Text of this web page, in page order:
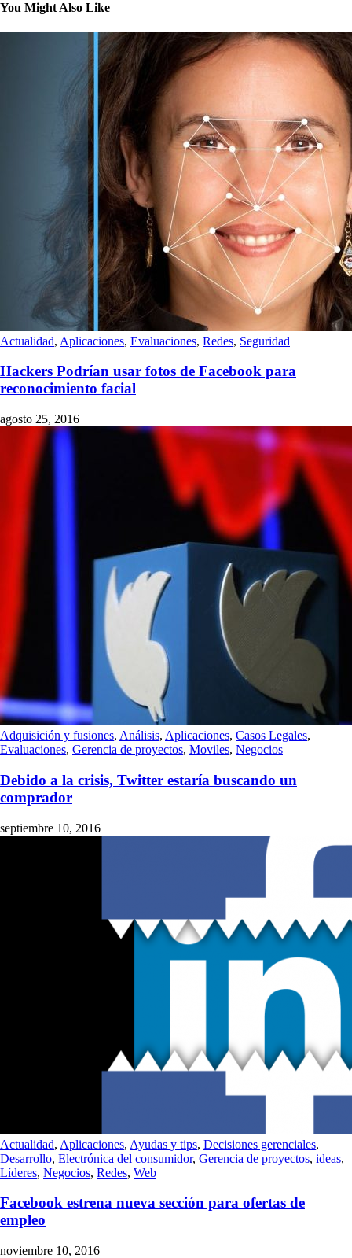
You Might Also Like
Actualidad, Aplicaciones, Evaluaciones, Redes, Seguridad
Hackers Podrían usar fotos de Facebook para
reconocimiento facial
agosto 25, 2016
Adquisición y fusiones, Análisis, Aplicaciones, Casos Legales,
Evaluaciones, Gerencia de proyectos, Moviles, Negocios
Debido a la crisis, Twitter estaría buscando un
comprador
septiembre 10, 2016
Actualidad, Aplicaciones, Ayudas y tips, Decisiones gerenciales,
Desarrollo, Electrónica del consumidor, Gerencia de proyectos, ideas,
Líderes, Negocios, Redes, Web
Facebook estrena nueva sección para ofertas de
empleo
noviembre 10, 2016